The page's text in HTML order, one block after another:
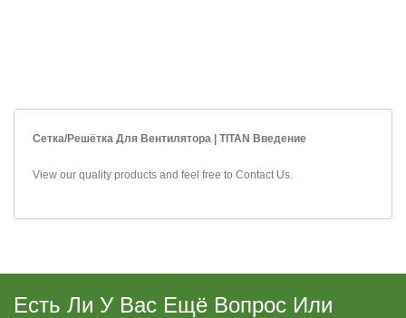
Сетка/решётка Для Вентилятора | TITAN Введение
View our quality products and feel free to Contact Us
Есть Ли У Вас Ещё Вопрос Или